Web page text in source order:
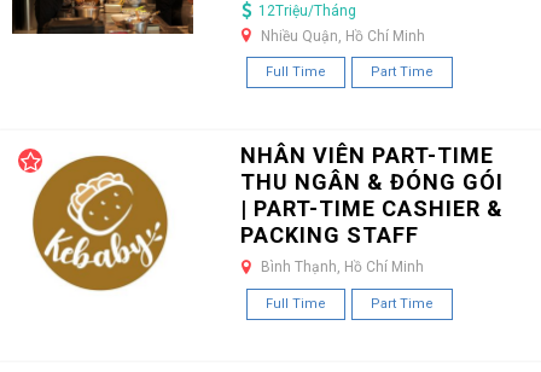
12Triệu/Tháng
Nhiều Quận, Hồ Chí Minh
Full Time Part Time
NHÂN VIÊN PART-TIME
THU NGÂN & ĐÓNG GÓI
| PART-TIME CASHIER &
PACKING STAFF
Bình Thạnh, Hồ Chí Minh
Full Time Part Time